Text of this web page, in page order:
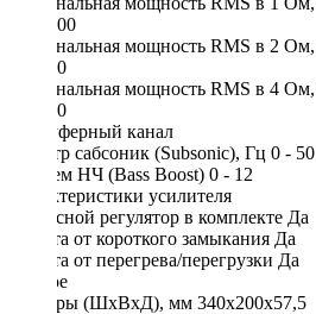
1 х 1500
Номинальная мощность RMS в 2
1 х 900
Номинальная мощность RMS в 4
1 х 590
Сабвуферный канал
Фильтр сабсоник (Subsonic), Гц 0 - 50
Подъем НЧ (Bass Boost) 0 - 12
Характеристики усилителя
Выносной регулятор в комплекте Да
Защита от короткого замыкания Да
Защита от перегрева/перегрузки Да
Другое
Размеры (ШхВхД), мм 340х200х57,5